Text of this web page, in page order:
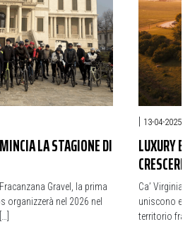
LA STAGIONE DI
Gravel, la prima
organizzerà nel 2026 nel
| 13-04-2025
LUXURY
Ca’ Virginia
uniscono e
territorio fra